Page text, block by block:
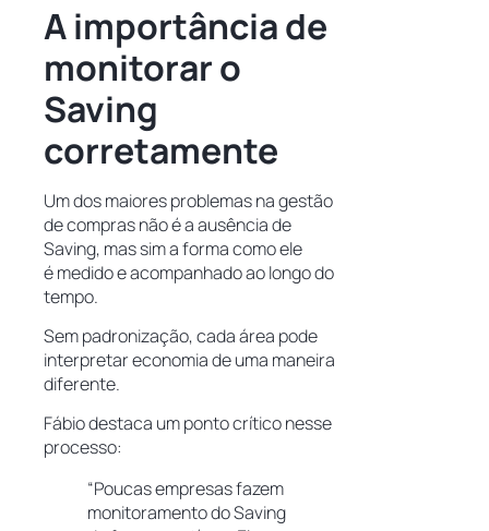
A importância de
monitorar o
Saving
corretamente
Um dos maiores problemas na gestão
de compras não é a ausência de
Saving, mas sim a forma como ele
é medido e acompanhado ao longo do
tempo.
Sem padronização, cada área pode
interpretar economia de uma maneira
diferente.
Fábio destaca um ponto crítico nesse
processo:
“Poucas empresas fazem
monitoramento do Saving